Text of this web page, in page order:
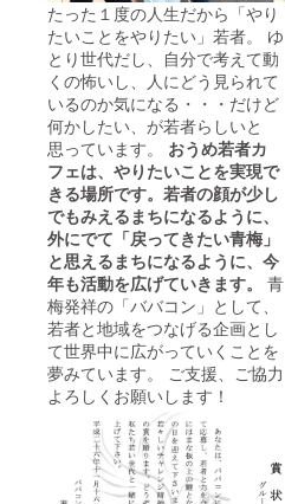
たった１度の人生だから「やり
たいことをやりたい」若者。 ゆ
とり世代だし、自分で考えて動
くの怖いし、人にどう見られて
いるのか気になる・・・だけど
何かしたい、が若者らしいと
思っています。 おうめ若者カ
フェは、やりたいことを実現で
きる場所です。若者の顔が少し
でもみえるまちになるように、
外にでて「戻ってきたい青梅」
と思えるまちになるように、今
年も活動を広げていきます。
青
梅発祥の「ババコン」として、
若者と地域をつなげる企画とし
て世界中に広がっていくことを
夢みています。 ご支援、ご協力
よろしくお願いします！